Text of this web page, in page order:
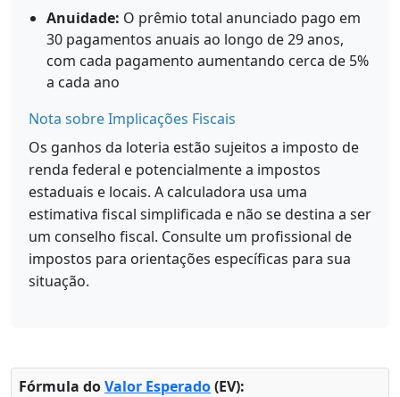
Anuidade: O prêmio total anunciado pago em
30 pagamentos anuais ao longo de 29 anos,
com cada pagamento aumentando cerca de 5%
a cada ano
Nota sobre Implicações Fiscais
Os ganhos da loteria estão sujeitos a imposto de
renda federal e potencialmente a impostos
estaduais e locais. A calculadora usa uma
estimativa fiscal simplificada e não se destina a ser
um conselho fiscal. Consulte um profissional de
impostos para orientações específicas para sua
situação.
Fórmula doValor Esperado(EV):